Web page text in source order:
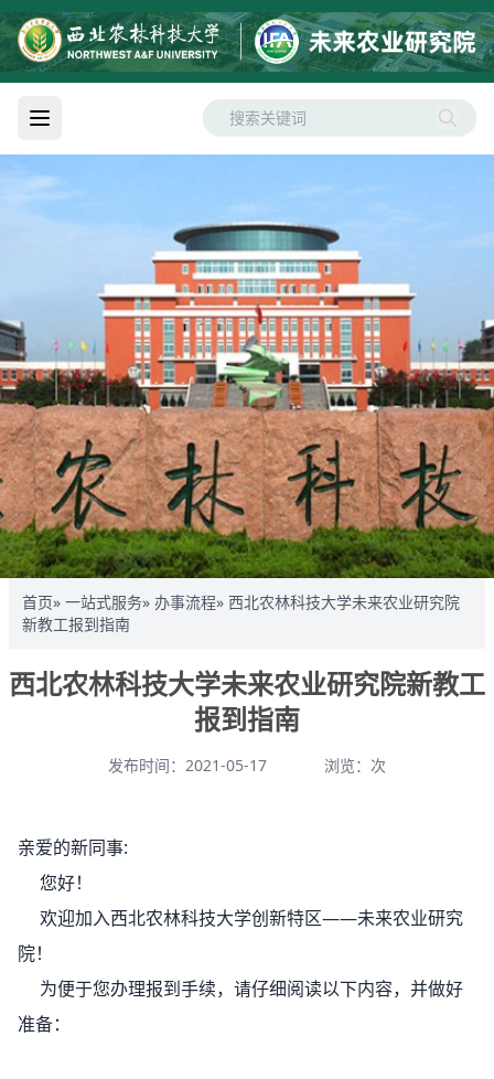
首页» 一站式服务» 办事流程» 西北农林科技大学未来农业研究院
新教工报到指南
西北农林科技大学未来农业研究院新教工
报到指南
发布时间：2021-05-17 浏览： 次
亲爱的新同事:
您好！
欢迎加入西北农林科技大学创新特区——未来农业研究
院！
为便于您办理报到手续，请仔细阅读以下内容，并做好
准备：